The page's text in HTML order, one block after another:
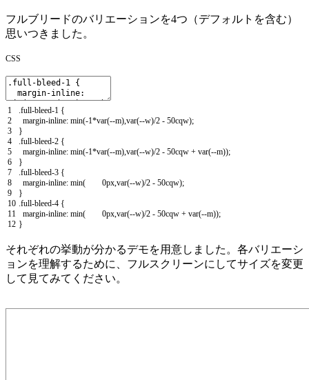
フルブリードのバリエーションを4つ（デフォルトを含む）
思いつきました。
CSS
1
2
3
4
5
6
7
8
9
10
11
12
.full-bleed-1 {
margin-inline: min(-1*var(--m),var(--w)/2 - 50cqw);
}
.full-bleed-2 {
margin-inline: min(-1*var(--m),var(--w)/2 - 50cqw + var(--m));
}
.full-bleed-3 {
margin-inline: min( 0px,var(--w)/2 - 50cqw);
}
.full-bleed-4 {
margin-inline: min( 0px,var(--w)/2 - 50cqw + var(--m));
}
それぞれの挙動が分かるデモを用意しました。各バリエーシ
ョンを理解するために、フルスクリーンにしてサイズを変更
して見てみてください。